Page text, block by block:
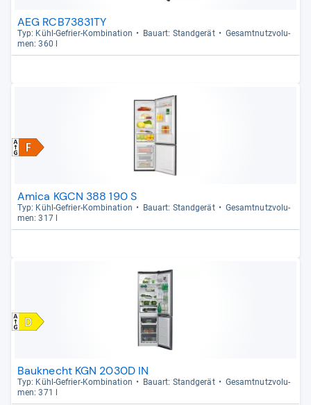
AEG RCB73831TY
Typ: Kühl-​Gefrier-​Kom­bi­na­tion Bau­art: Stand­ge­rät
Gesamt­nutz­vo­lu­
men: 360 l
Amica KGCN 388 190 S
Typ: Kühl-​Gefrier-​Kom­bi­na­tion Bau­art: Stand­ge­rät
Gesamt­nutz­vo­lu­
men: 317 l
Bauknecht KGN 2030D IN
Typ: Kühl-​Gefrier-​Kom­bi­na­tion Bau­art: Stand­ge­rät
Gesamt­nutz­vo­lu­
men: 371 l